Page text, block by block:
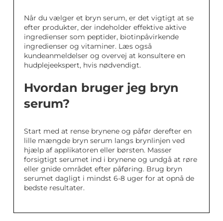
Når du vælger et bryn serum, er det vigtigt at se
efter produkter, der indeholder effektive aktive
ingredienser som peptider, biotinpåvirkende
ingredienser og vitaminer. Læs også
kundeanmeldelser og overvej at konsultere en
hudplejeekspert, hvis nødvendigt.
Hvordan bruger jeg bryn
serum?
Start med at rense brynene og påfør derefter en
lille mængde bryn serum langs brynlinjen ved
hjælp af applikatoren eller børsten. Masser
forsigtigt serumet ind i brynene og undgå at røre
eller gnide området efter påføring. Brug bryn
serumet dagligt i mindst 6-8 uger for at opnå de
bedste resultater.